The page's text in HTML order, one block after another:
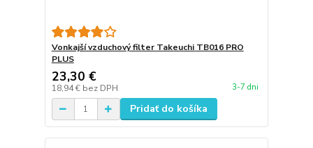
Vonkajší vzduchový filter Takeuchi TB016 PRO
PLUS
23,30 €
18,94 € bez DPH 3-7 dni
Pridať do košíka